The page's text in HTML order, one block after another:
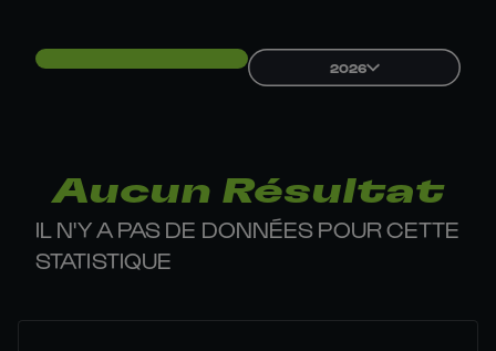
2026
Aucun Résultat
IL N'Y A PAS DE DONNÉES POUR CETTE
STATISTIQUE